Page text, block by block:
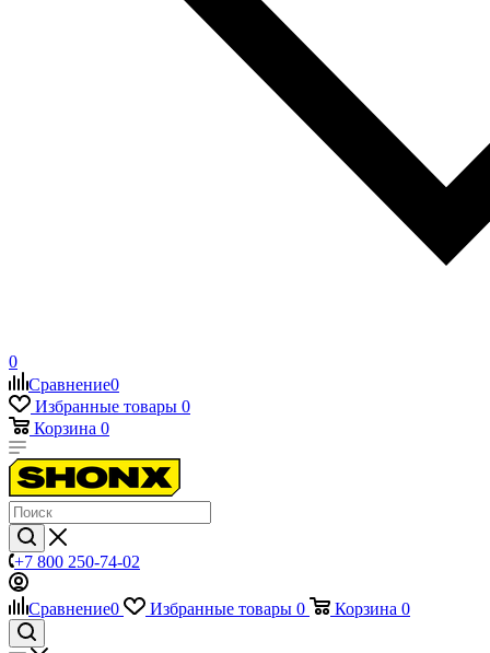
0
Сравнение0
Избранные товары 0
Корзина 0
+7 800 250-74-02
Сравнение0 Избранные товары 0 Корзина 0